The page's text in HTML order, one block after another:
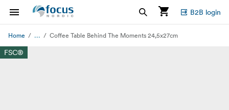
B2B login
Home ... Coffee Table Behind The Moments 24,5x27cm
FSC®